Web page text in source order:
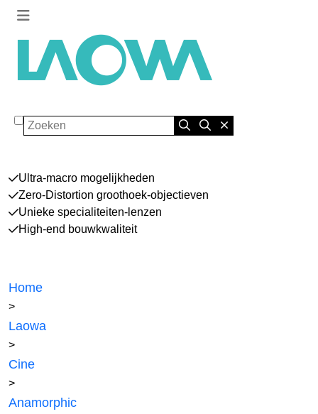
Zoeken
Ultra-macro mogelijkheden
Zero-Distortion groothoek-objectieven
Unieke specialiteiten-lenzen
High-end bouwkwaliteit
Home
>
Laowa
>
Cine
>
Anamorphic